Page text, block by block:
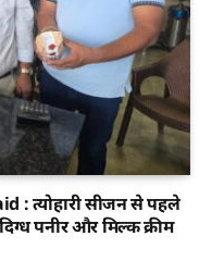
: त्योहारी सीजन से पहले
पनीर और मिल्क क्रीम